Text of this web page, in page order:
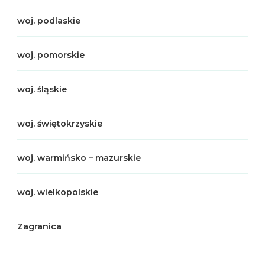
woj. podlaskie
woj. pomorskie
woj. śląskie
woj. świętokrzyskie
woj. warmińsko – mazurskie
woj. wielkopolskie
Zagranica